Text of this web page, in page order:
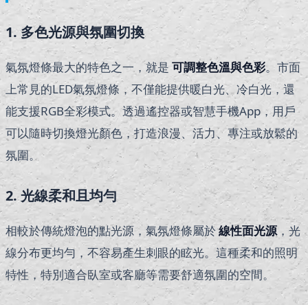
1. 多色光源與氛圍切換
氣氛燈條最大的特色之一，就是 可調整色溫與色彩。市面
上常見的LED氣氛燈條，不僅能提供暖白光、冷白光，還
能支援RGB全彩模式。透過遙控器或智慧手機App，用戶
可以隨時切換燈光顏色，打造浪漫、活力、專注或放鬆的
氛圍。
2. 光線柔和且均勻
相較於傳統燈泡的點光源，氣氛燈條屬於線性面光源，光
線分布更均勻，不容易產生刺眼的眩光。這種柔和的照明
特性，特別適合臥室或客廳等需要舒適氛圍的空間。